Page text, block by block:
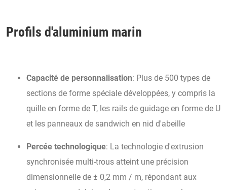
Profils d'aluminium marin
Capacité de personnalisation: Plus de 500 types de
sections de forme spéciale développées, y compris la
quille en forme de T, les rails de guidage en forme de U
et les panneaux de sandwich en nid d'abeille
Percée technologique: La technologie d'extrusion
synchronisée multi-trous atteint une précision
dimensionnelle de ± 0,2 mm / m, répondant aux